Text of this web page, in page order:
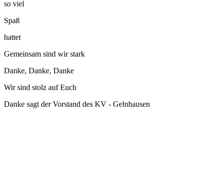
so viel
Spaß
hattet
Gemeinsam sind wir stark
Danke, Danke, Danke
Wir sind stolz auf Euch
Danke sagt der Vorstand des KV - Gelnhausen